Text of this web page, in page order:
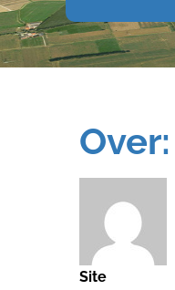
Site